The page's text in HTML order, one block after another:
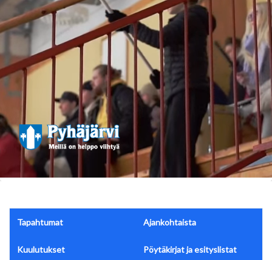
Tapahtumat Ajankohtaista
Kuulutukset Pöytäkirjat ja esityslistat